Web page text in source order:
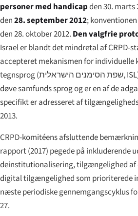
personer med handicapden 30. marts
den28. september 2012;
den 28. oktober 2012. Den valgfrie
Israel er blandt det mindretal af CRPD-
accepteret mekanismen for individuelle
tegnsprog (שפת הסימנים הישראלית,
døve samfunds sprog og er en af de
specifikt er adresseret af
2013.
CRPD-komitéens afsluttende
rapport (2017) pegede på inkluderende
deinstitutionalisering, tilgængelighed af
digital tilgængelighed som prioriterede
næste periodiske gennemgangscyklus
27.